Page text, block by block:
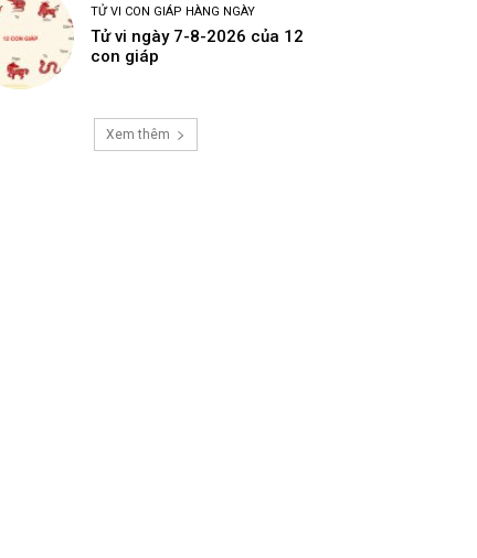
TỬ VI CON GIÁP HÀNG NGÀY
Tử vi ngày 7-8-2026 của 12
con giáp
Xem thêm